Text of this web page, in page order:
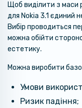
Щоб виділити з маси
для Nokia 3.1 єдиний
Вибір проводиться
можна обійти
естетику.
Можна виробити
Умови
Ризик падіння;